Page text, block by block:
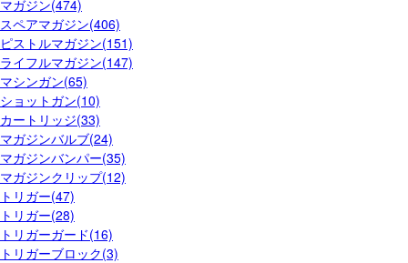
マガジン(474)
スペアマガジン(406)
ピストルマガジン(151)
ライフルマガジン(147)
マシンガン(65)
ショットガン(10)
カートリッジ(33)
マガジンバルブ(24)
マガジンバンパー(35)
マガジンクリップ(12)
トリガー(47)
トリガー(28)
トリガーガード(16)
トリガーブロック(3)